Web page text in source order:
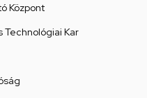
Központ
Kar